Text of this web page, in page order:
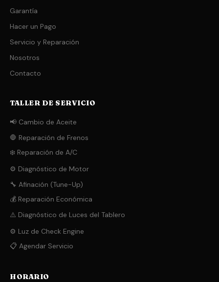
Garantía
Hacer un Pago
Servicio y Reparación
Nosotros
Contacto
TALLER DE SERVICIO
📢 Cambio de Aceite
🛑 Reparación de Frenos
❄️ Reparación de A/C
⚙️ Diagnóstico de Motor
🔧 Afinación (Tune-Up)
💰 Reparación Económica
⚠️ Diagnóstico de Luces del Tablero
⚙️ Luz de Check Engine
📋 Agendar Servicio
HORARIO